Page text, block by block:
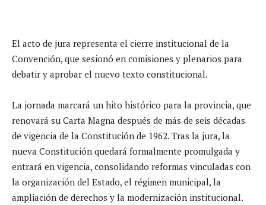
El acto de jura representa el cierre institucional de la
Convención, que sesionó en comisiones y plenarios para
debatir y aprobar el nuevo texto constitucional.
La jornada marcará un hito histórico para la provincia, que
renovará su Carta Magna después de más de seis décadas
de vigencia de la Constitución de 1962. Tras la jura, la
nueva Constitución quedará formalmente promulgada y
entrará en vigencia, consolidando reformas vinculadas con
la organización del Estado, el régimen municipal, la
ampliación de derechos y la modernización institucional.